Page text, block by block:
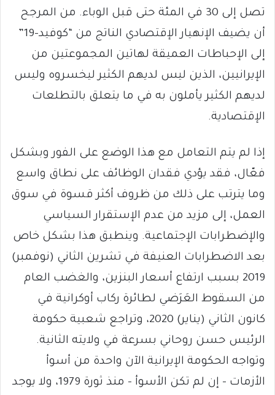
تصل إلى 30 في المئة حتى قبل الوباء. من المرجح
أن يضيف الإنهيار الإقتصادي الناتج من “كوفيد-19”
إلى الإحباطات العميقة لهاتين المجموعتين من
الإيرانيين، الذين ليس لديهم الكثير ليخسروه وليس
لديهم الكثير يأملون به في ما يتعلق بالتطلعات
الإقتصادية.
إذا لم يتم التعامل مع هذا الوضع على الفور وبشكل
فعّال، فقد يؤدي فقدان الوظائف على نطاق واسع
وما يترتب على ذلك من ظروف أكثر قسوة في سوق
العمل، إلى مزيد من عدم الإستقرار السياسي
والإضطرابات الإجتماعية. وينطبق هذا بشكل خاص
بعد الاضطرابات العنيفة في تشرين الثاني (نوفمبر)
2019 بسبب ارتفاع أسعار البنزين، والغضب العام
من السقوط العَرَضي لطائرة ركاب أوكرانية في
كانون الثاني (يناير) 2020، وتراجع شعبية حكومة
الرئيس حسن روحاني بسرعة في ولايته الثانية.
وتواجه الحكومة الإيرانية الآن واحدة من أسوأ
الأزمات – إن لم تكن الأسوأ – منذ ثورة 1979، ولا يوجد